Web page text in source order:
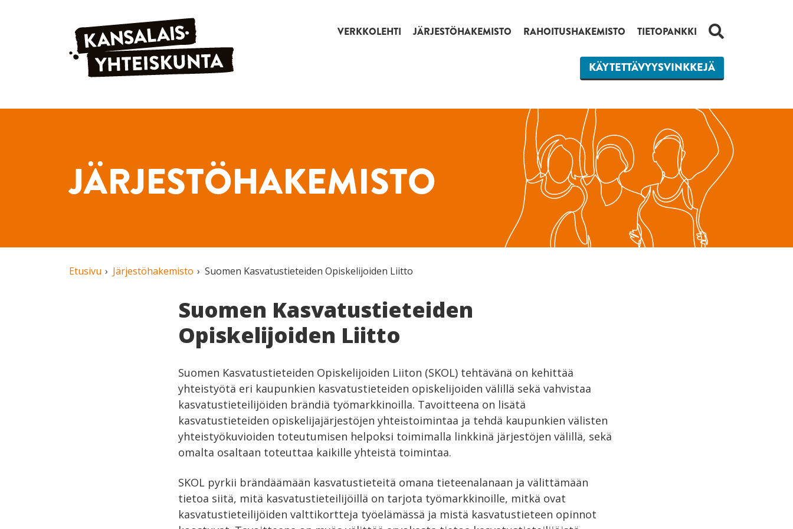
Siirry sisältöön VERKKOLEHTI JÄRJESTÖHAKEMISTO RAHOITUSHAKEMISTO TIETOPANKKI HAKU
KÄYTETTÄVYYSVINKKEJÄ
JÄRJESTÖHAKEMISTO
Etusivu Järjestöhakemisto Suomen Kasvatustieteiden Opiskelijoiden Liitto
Suomen Kasvatustieteiden
Opiskelijoiden Liitto
Suomen Kasvatustieteiden Opiskelijoiden Liiton (SKOL) tehtävänä on kehittää
yhteistyötä eri kaupunkien kasvatustieteiden opiskelijoiden välillä sekä vahvistaa
kasvatustieteilijöiden brändiä työmarkkinoilla. Tavoitteena on lisätä
kasvatustieteiden opiskelijajärjestöjen yhteistoimintaa ja tehdä kaupunkien välisten
yhteistyökuvioiden toteutumisen helpoksi toimimalla linkkinä järjestöjen välillä, sekä
omalta osaltaan toteuttaa kaikille yhteistä toimintaa.
SKOL pyrkii brändäämään kasvatustieteitä omana tieteenalanaan ja välittämään
tietoa siitä, mitä kasvatustieteilijöillä on tarjota työmarkkinoille, mitkä ovat
kasvatustieteilijöiden valttikortteja työelämässä ja mistä kasvatustieteen opinnot